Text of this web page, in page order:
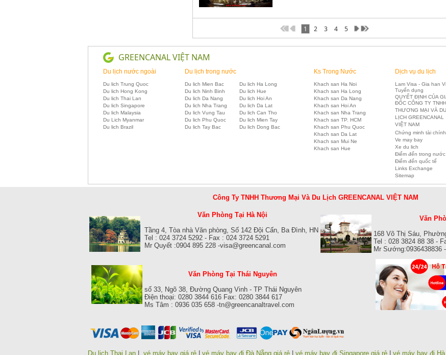
1 2 3 4 5
GREENCANAL VIỆT NAM
Du lịch nước ngoài
Du lich Trung Quoc
Du lich Hong Kong
Du lich Thai Lan
Du lich Singapore
Du lich Malaysia
Du Lich Myanmar
Du lich Brazil
Du lịch trong nước
Du lich Mien Bac
Du lich Ha Long
Du lich Ninh Binh
Du lich Hue
Du lich Da Nang
Du lich Hoi An
Du lich Nha Trang
Du lich Da Lat
Du lich Vung Tau
Du lich Can Tho
Du lich Phu Quoc
Du lich Mien Tay
Du lich Tay Bac
Du lich Dong Bac
Ks Trong Nước
Khach san Ha Noi
Khach san Ha Long
Khach san Da Nang
Khach san Hoi An
Khach san Nha Trang
Khach san TP. HCM
Khach san Phu Quoc
Khach san Da Lat
Khach san Mui Ne
Khach san Hue
Dịch vụ du lịch
Lam Visa - Gia han
Tuyển dụng
QUYẾT ĐỊNH CỦA
ĐỐC CÔNG TY TNHH
THƯƠNG MẠI VÀ DU
LỊCH GREENCANAL
VIỆT NAM
Chứng minh tài chính
Ve may bay
Xe du lich
Điểm đến trong nước
Điểm đến quốc tế
Links Exchange
Sitemap
Công Ty TNHH Thương Mại Và Du Lịch GREENCANAL VIỆT NAM
Văn Phòng Tại Hà Nội
Tầng 4, Tòa nhà Văn phòng, Số 142 Đội Cấn, Ba Đình, HN
Tel : 024 3724 5292 - Fax : 024 3724 5291
Mr Quyết :0904 895 228 -visa@greencanal.com
Văn
168 Võ Thị Sáu,
Tel : 028 3824 88 38 -
Mr Sướng:0936438836
Văn Phòng Tại Thái Nguyên
số 33, Ngõ 38, Đường Quang Vinh - TP Thái Nguyên
Điện thoại: 0280 3844 616 Fax: 0280 3844 617
Ms Tâm : 0936 035 658 -tn@greencanaltravel.com
Du lich Thai Lan | vé máy bay giá rẻ | vé máy bay đi Đà Nẵng giá rẻ | vé máy bay đi Singapore giá rẻ | vé máy bay đi Hà